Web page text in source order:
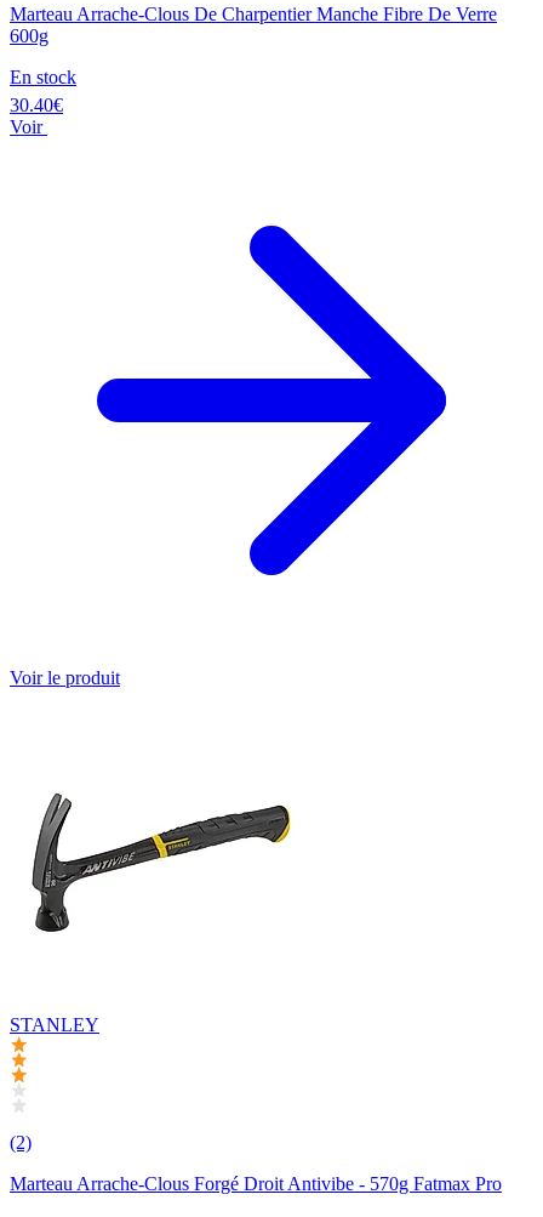
Marteau Arrache-Clous De Charpentier Manche Fibre De Verre
600g
En stock
30.40€
Voir
Voir le produit
STANLEY
(2)
Marteau Arrache-Clous Forgé Droit Antivibe - 570g Fatmax Pro